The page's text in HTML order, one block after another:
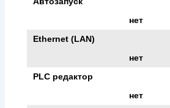
нет
Ethernet (LAN)
нет
PLC редактор
нет